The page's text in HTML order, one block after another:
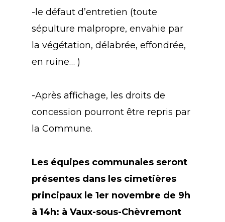
-le défaut d’entretien (toute
sépulture malpropre, envahie par
la végétation, délabrée, effondrée,
en ruine… )
-Après affichage, les droits de
concession pourront être repris par
la Commune.
Les équipes communales seront
présentes dans les cimetières
principaux le 1er novembre de 9h
à 14h: à Vaux-sous-Chèvremont